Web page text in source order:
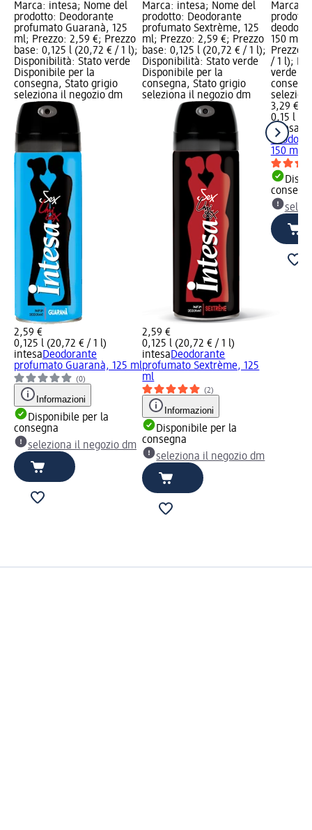
Marca: intesa; Nome del
prodotto: Deodorante
profumato Guaranà, 125
ml; Prezzo: 2,59 €; Prezzo
base: 0,125 l (20,72 € / 1 l);
Disponibilità: Stato verde
Disponibile per la
consegna, Stato grigio
seleziona il negozio dm
2,59 €
0,125 l (20,72 € / 1 l)
intesaDeodorante
profumato Guaranà, 125 ml
(0)
Informazioni
Disponibile per la
consegna
seleziona il negozio dm
Marca: intesa; Nome del
prodotto: Deodorante
profumato Sextrème, 125
ml; Prezzo: 2,59 €; Prezzo
base: 0,125 l (20,72 € / 1 l);
Disponibilità: Stato verde
Disponibile per la
consegna, Stato grigio
seleziona il negozio dm
2,59 €
0,125 l (20,72 € / 1 l)
intesaDeodorante
profumato Sextrème, 125
ml
(2)
Informazioni
Disponibile per la
consegna
seleziona il negozio dm
Marca:
150 ml;
Prezzo
/ 1 l);
verde
3,29 €
0,15 l
intesa
150 ml